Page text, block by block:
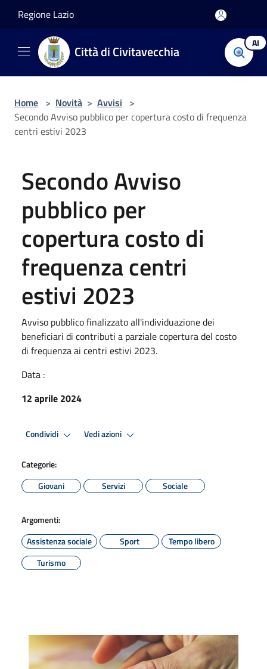
Regione Lazio
Città di Civitavecchia AI
Home > Novità > Avvisi >
Secondo Avviso pubblico per copertura costo di frequenza
centri estivi 2023
Secondo Avviso
pubblico per
copertura costo di
frequenza centri
estivi 2023
Avviso pubblico finalizzato all'individuazione dei
beneficiari di contributi a parziale copertura del costo
di frequenza ai centri estivi 2023.
Data :
12 aprile 2024
Condividi Vedi azioni
Categorie:
Giovani
Servizi Sociale
Argomenti:
Assistenza sociale
Sport
Tempo libero
Turismo